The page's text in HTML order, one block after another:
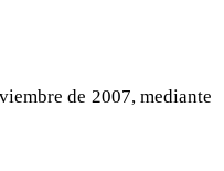
de 2007, mediante